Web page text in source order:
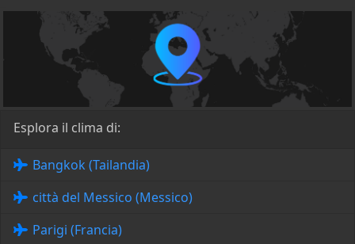
Esplora il clima di:
Bangkok (Tailandia)
città del Messico (Messico)
Parigi (Francia)